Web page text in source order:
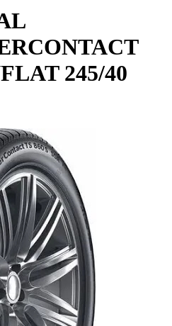
245/40